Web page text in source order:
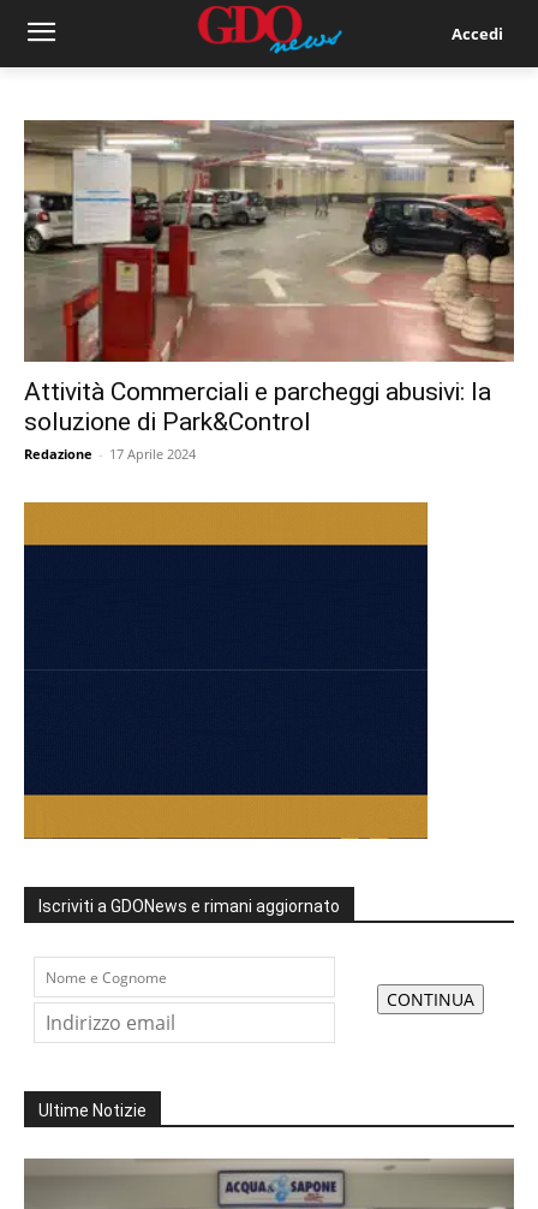
Accedi
Attività Commerciali e parcheggi abusivi: la
soluzione di Park&Control
Redazione - 17 Aprile 2024
Iscriviti a GDONews e rimani aggiornato
Ultime Notizie